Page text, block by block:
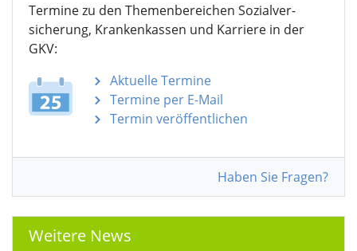
Termine zu den Themen­bereichen Sozialver­
sicherung, Krankenkassen und Karriere in der
GKV:
Aktuelle Termine
Termine per E-Mail
Termin veröffentlichen
Haben Sie Fragen?
Weitere News